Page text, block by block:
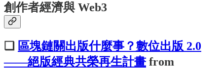
創作者經濟與 Web3
❏ 區塊鏈關出版什麼事？數位出版 2.0
——絕版經典共榮再生計畫 from